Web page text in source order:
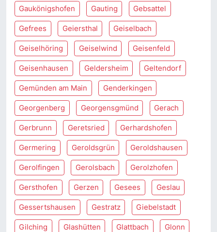
Gaukönigshofen Gauting Gebsattel
Gefrees Geiersthal Geiselbach
Geiselhöring Geiselwind Geisenfeld
Geisenhausen Geldersheim Geltendorf
Gemünden am Main Genderkingen
Georgenberg Georgensgmünd Gerach
Gerbrunn Geretsried Gerhardshofen
Germering Geroldsgrün Geroldshausen
Gerolfingen Gerolsbach Gerolzhofen
Gersthofen Gerzen Gesees Geslau
Gessertshausen Gestratz Giebelstadt
Gilching Glashütten Glattbach Glonn